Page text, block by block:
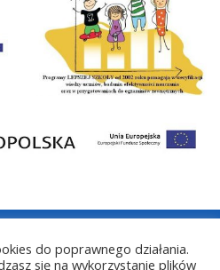
OGÓLNOKSZTAŁCĄCE IM.
do poprawnego działania.
się na wykorzystanie plików